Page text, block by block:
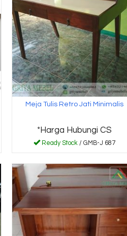
Meja Tulis Retro Jati Minimalis
*Harga Hubungi CS
Ready Stock/ GMB-J 687